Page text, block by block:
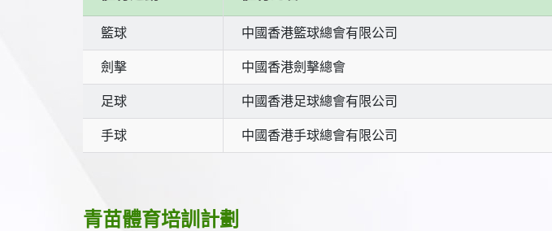
籃球 中國香港籃球總會有限公司
劍擊 中國香港劍擊總會
足球 中國香港足球總會有限公司
手球 中國香港手球總會有限公司
青苗體育培訓計劃